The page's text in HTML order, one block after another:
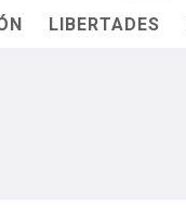
LIBERTADES